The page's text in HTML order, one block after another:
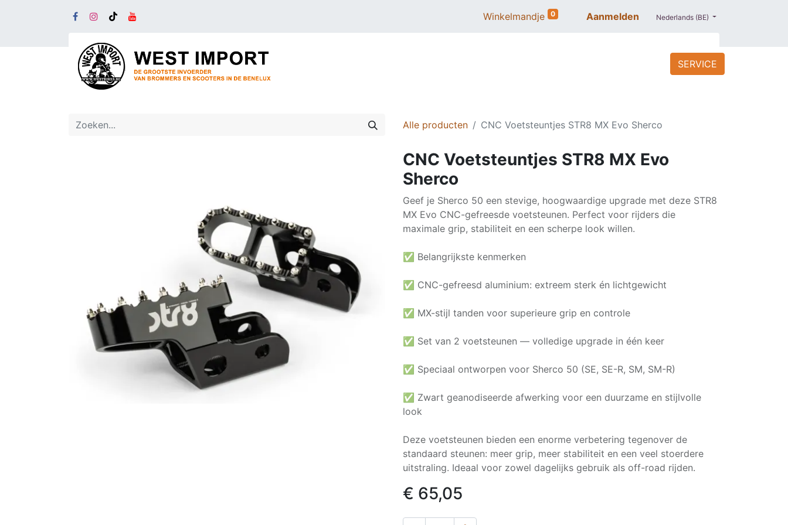
Winkelmandje 0 Aanmelden Nederlands (BE)
PROMO
SERVICE
Alle producten CNC Voetsteuntjes STR8 MX Evo Sherco
CNC Voetsteuntjes STR8 MX Evo
Sherco
Geef je Sherco 50 een stevige, hoogwaardige upgrade met deze STR8
MX Evo CNC-gefreesde voetsteunen. Perfect voor rijders die
maximale grip, stabiliteit en een scherpe look willen.
✅ Belangrijkste kenmerken
✅ CNC-gefreesd aluminium: extreem sterk én lichtgewicht
✅ MX-stijl tanden voor superieure grip en controle
✅ Set van 2 voetsteunen — volledige upgrade in één keer
✅ Speciaal ontworpen voor Sherco 50 (SE, SE-R, SM, SM-R)
✅ Zwart geanodiseerde afwerking voor een duurzame en stijlvolle
look
Deze voetsteunen bieden een enorme verbetering tegenover de
standaard steunen: meer grip, meer stabiliteit en een veel stoerdere
uitstraling. Ideaal voor zowel dagelijks gebruik als off-road rijden.
€ 65,05